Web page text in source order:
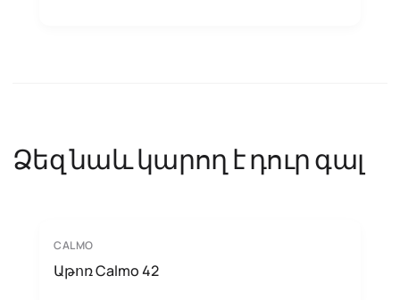
Ձեզ նաև կարող է դուր գալ
CALMO
Աթոռ Calmo 42